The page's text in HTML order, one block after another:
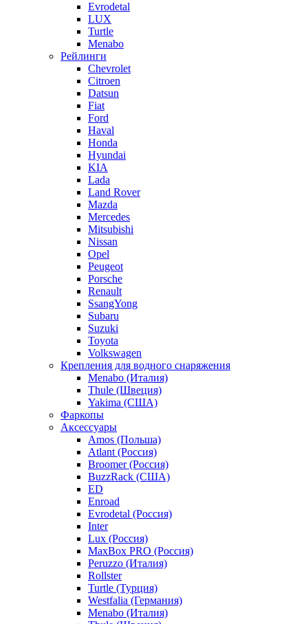
Evrodetal
LUX
Turtle
Menabo
Рейлинги
Chevrolet
Citroen
Datsun
Fiat
Ford
Haval
Honda
Hyundai
KIA
Lada
Land Rover
Mazda
Mercedes
Mitsubishi
Nissan
Opel
Peugeot
Porsche
Renault
SsangYong
Subaru
Suzuki
Toyota
Volkswagen
Крепления для водного снаряжения
Menabo (Италия)
Thule (Швеция)
Yakima (США)
Фаркопы
Аксессуары
Amos (Польша)
Atlant (Россия)
Broomer (Россия)
BuzzRack (США)
ED
Enroad
Evrodetal (Россия)
Inter
Lux (Россия)
MaxBox PRO (Россия)
Peruzzo (Италия)
Rollster
Turtle (Турция)
Westfalia (Германия)
Menabo (Италия)